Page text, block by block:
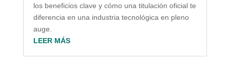
los beneficios clave y cómo una titulación oficial te
diferencia en una industria tecnológica en pleno
auge.
LEER MÁS